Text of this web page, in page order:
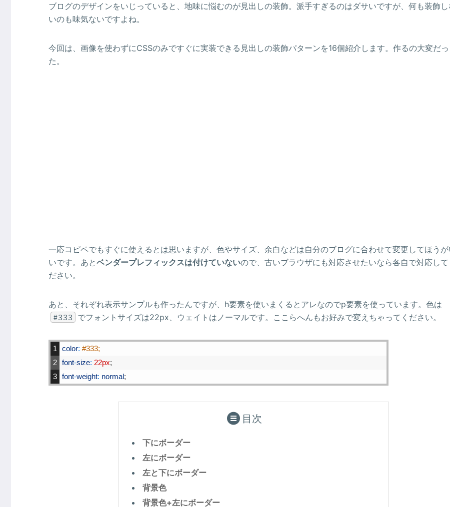
ブログのデザインをいじっていると、地味に悩むのが見出しの装飾。派手すぎるのはダサいですが、何も装飾し
いのも味気ないですよね。
今回は、画像を使わずにCSSのみですぐに実装できる見出しの装飾パターンを16個紹介します。作るの大変だっ
た。
一応コピペでもすぐに使えるとは思いますが、色やサイズ、余白などは自分のブログに合わせて変更してほうが
いです。あとベンダープレフィックスは付けていないので、古いブラウザにも対応させたいなら各自で対応して
ださい。
あと、それぞれ表示サンプルも作ったんですが、h要素を使いまくるとアレなのでp要素を使っています。色は
#333 でフォントサイズは22px、ウェイトはノーマルです。ここらへんもお好みで変えちゃってください。
1
2
3
color: #333;
font-size: 22px;
font-weight: normal;
目次
下にボーダー
左にボーダー
左と下にボーダー
背景色
背景色+左にボーダー